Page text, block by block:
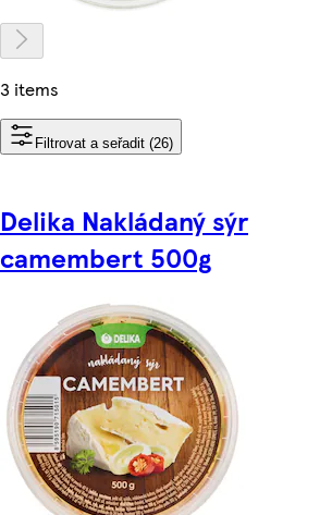
3 items
Filtrovat a seřadit (26)
Delika Nakládaný sýr
camembert 500g